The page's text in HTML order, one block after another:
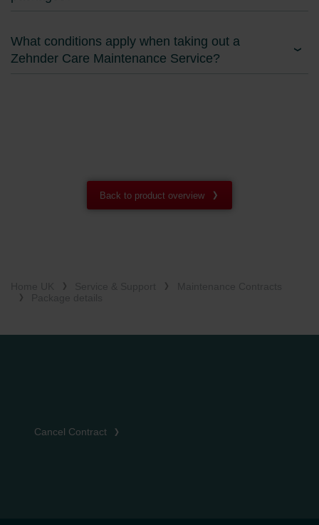
What conditions apply when taking out a
Zehnder Care Maintenance Service?
Back to product overview
Cancel Contract